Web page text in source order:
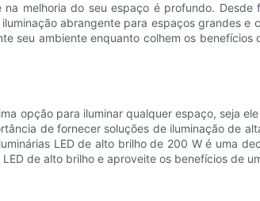
melhoria do seu espaço é profundo.
abrangente para espaços grandes
seu ambiente enquanto colhem os
opção para iluminar qualquer espaço, seja
de fornecer soluções de iluminação de
LED de alto brilho de 200 W é uma
de alto brilho e aproveite os benefícios de